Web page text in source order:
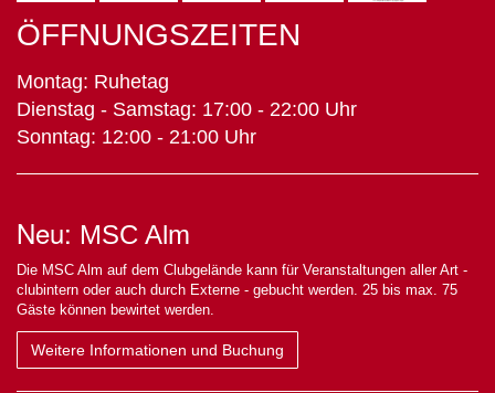
ÖFFNUNGSZEITEN
Montag: Ruhetag
Dienstag - Samstag: 17:00 - 22:00 Uhr
Sonntag: 12:00 - 21:00 Uhr
Neu: MSC Alm
Die MSC Alm auf dem Clubgelände kann für Veranstaltungen aller Art -
clubintern oder auch durch Externe - gebucht werden. 25 bis max. 75
Gäste können bewirtet werden.
Weitere Informationen und Buchung